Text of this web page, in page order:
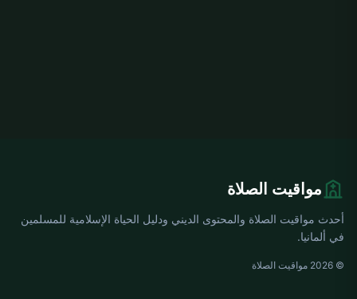
مواقيت الصلاة
أحدث مواقيت الصلاة والمحتوى الديني ودليل الحياة الإسلامية للمسلمين
في ألمانيا.
© 2026 مواقيت الصلاة